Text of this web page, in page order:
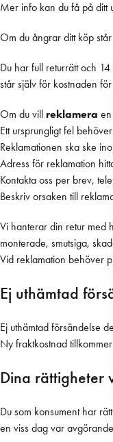
Mer info kan du få på ditt
Om du ångrar ditt köp
Du har full returrätt och
står själv för kostnaden för
Om du vill reklamera
Ett ursprungligt fel
Reklamationen ska ske
Adress för reklamation
Kontakta oss per brev,
Beskriv orsaken till
Vi hanterar din retur med
monterade, smutsiga,
Vid reklamation behöver
Ej uthämtad
Ej uthämtad försändelse
Ny fraktkostnad
Dina rättigheter
Du som konsument har
en viss dag var